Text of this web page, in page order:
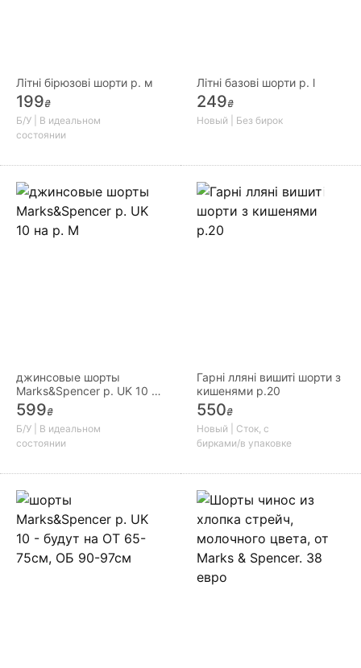
Літні бірюзові шорти р. м
199₴
Б/У | В идеальном
состоянии
Літні базові шорти р. l
249₴
Новый | Без бирок
джинсовые шорты
Marks&Spencer р. UK 10 на
р. M
599₴
Б/У | В идеальном
состоянии
Гарні лляні вишиті шорти з
кишенями р.20
550₴
Новый | Сток, с
бирками/в упаковке